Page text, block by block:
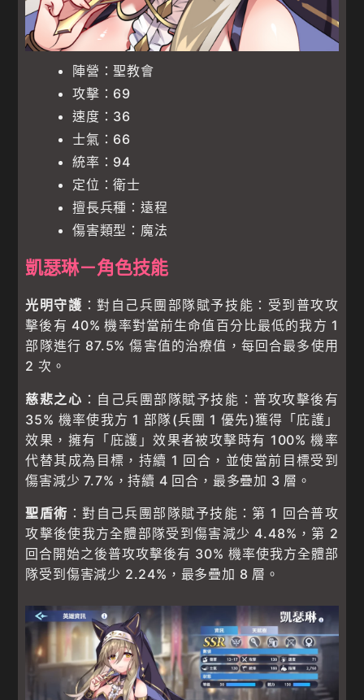
陣營：聖教會
攻擊：69
速度：36
士氣：66
統率：94
定位：衛士
擅長兵種：遠程
傷害類型：魔法
凱瑟琳－角色技能
光明守護 ：對自己兵團部隊賦予技能：受到普攻攻
擊後有 40% 機率對當前生命值百分比最低的我方 1
部隊進行 87.5% 傷害值的治療值，每回合最多使用
2 次。
慈悲之心 ：自己兵團部隊賦予技能：普攻攻擊後有
35% 機率使我方 1 部隊(兵團 1 優先)獲得「庇護」
效果，擁有「庇護」效果者被攻擊時有 100% 機率
代替其成為目標，持續 1 回合，並使當前目標受到
傷害減少 7.7%，持續 4 回合，最多疊加 3 層。
聖盾術 ：對自己兵團部隊賦予技能：第 1 回合普攻
攻擊後使我方全體部隊受到傷害減少 4.48%，第 2
回合開始之後普攻攻擊後有 30% 機率使我方全體部
隊受到傷害減少 2.24%，最多疊加 8 層。